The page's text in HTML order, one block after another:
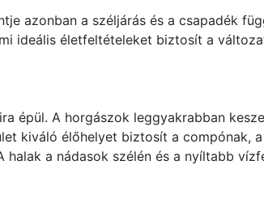
azonban a széljárás és a csapadék
ideális életfeltételeket biztosít a
épül. A horgászok leggyakrabban
kiváló élőhelyet biztosít a compónak,
halak a nádasok szélén és a nyíltabb